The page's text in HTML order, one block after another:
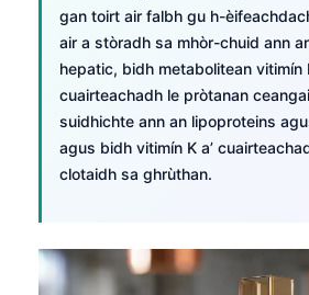
gan toirt air falbh gu h-
air a stòradh sa mhòr-chuid ann
hepatic, bidh metabolitean vitimín
cuairteachadh le pròtanan
suidhichte ann an lipoproteins
agus bidh vitimín K a’
clotaidh sa ghrùthan.